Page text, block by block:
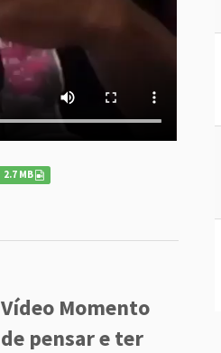
2.7 MB
Vídeo Momento
de pensar e ter